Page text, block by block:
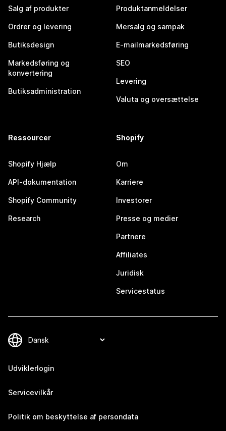
Salg af produkter
Ordrer og levering
Butiksdesign
Markedsføring og
konvertering
Butiksadministration
Produktanmeldelser
Mersalg og sampak
E-mailmarkedsføring
SEO
Levering
Valuta og oversættelse
Ressourcer
Shopify Hjælp
API-dokumentation
Shopify Community
Research
Shopify
Om
Karriere
Investorer
Presse og medier
Partnere
Affiliates
Juridisk
Servicestatus
Udviklerlogin
Servicevilkår
Politik om beskyttelse af persondata